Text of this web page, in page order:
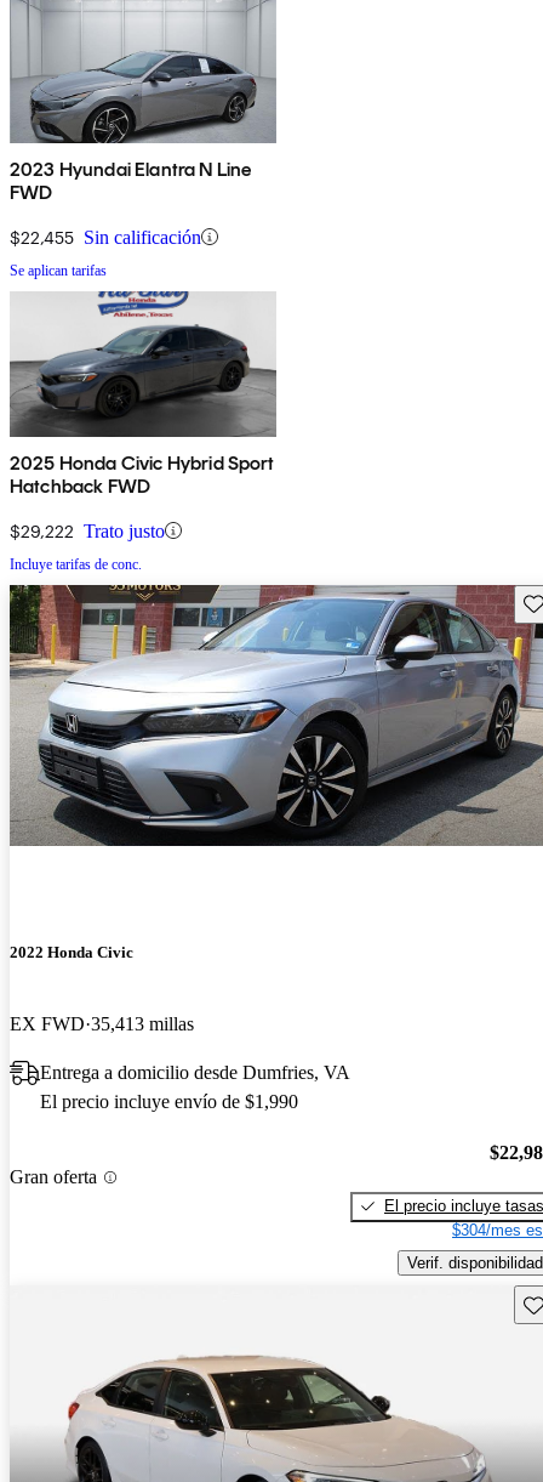
2023 Hyundai Elantra N Line
FWD
$22,455 Sin calificación
Se aplican tarifas
2025 Honda Civic Hybrid Sport
Hatchback FWD
$29,222 Trato justo
Incluye tarifas de conc.
2022 Honda Civic
EX FWD 35,413 millas
Entrega a domicilio desde Dumfries, VA
El precio incluye envío de $1,990
Gran oferta
El precio incluye tasas
$304/mes
Verif. disponibilidad